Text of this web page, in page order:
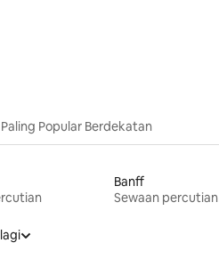
Popular Berdekatan
Banff
Sewaan percutian